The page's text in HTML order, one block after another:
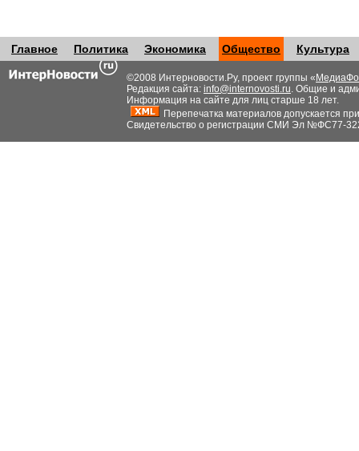
Главное Политика Экономика Общество Культура
©2008 Интерновости.Ру, проект группы «
Редакция сайта: info@internovosti.ru. Общие и
Информация на сайте для лиц старше 18 лет.
Перепечатка материалов допускается
Свидетельство о регистрации СМИ Эл №ФС77-